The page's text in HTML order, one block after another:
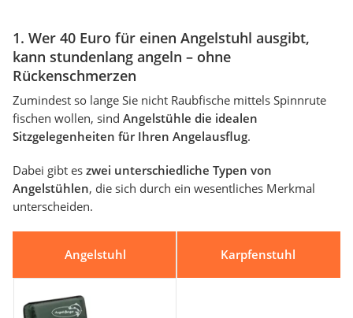
1. Wer 40 Euro für einen Angelstuhl ausgibt,
kann stundenlang angeln – ohne
Rückenschmerzen
Zumindest so lange Sie nicht Raubfische mittels Spinnrute
fischen wollen, sind Angelstühle die idealen
Sitzgelegenheiten für Ihren Angelausflug.
Dabei gibt es zwei unterschiedliche Typen von
Angelstühlen, die sich durch ein wesentliches Merkmal
unterscheiden.
Angelstuhl Karpfenstuhl